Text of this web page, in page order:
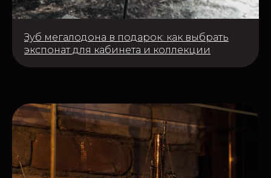
Зуб мегалодона в подарок: как выбрать
экспонат для кабинета и коллекции